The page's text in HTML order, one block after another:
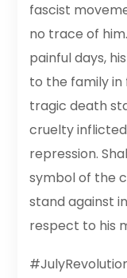
fascist
no trace of
painful days,
to the family in
tragic death
cruelty
repression.
symbol of the
stand against
respect to his